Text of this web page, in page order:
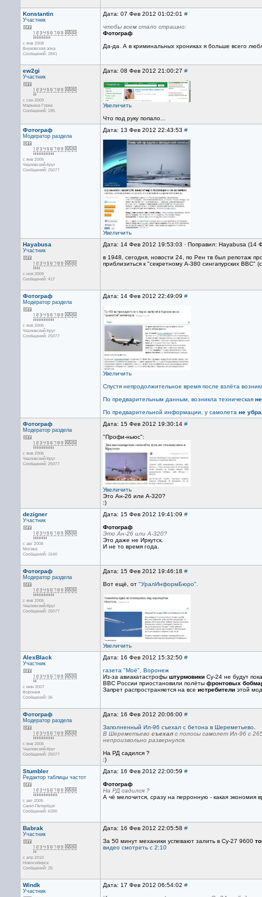
Konstantin
Участник
с янв 2008
Внуковская зона
Сообщений: 2841
Дата: 07 Фев 2012 01:02:01 #
чтобы всем стало страшно:
Фотограф
Да-да. А в криминальных хрониках я больше всего
ew2gi
Участник
с сен 2009
Марьина Горка
Сообщений: 195
Дата: 08 Фев 2012 21:00:27 #
Увеличить
Что под руку попало...
Фотограф
Модератор раздела
с янв 2006
Чкаловский-Круг
Сообщений: 25077
Дата: 13 Фев 2012 22:43:53 #
Увеличить
Hayabusa
Участник
с ноя 2009
Сообщений: 417
Дата: 14 Фев 2012 19:53:03 · Поправил: Hayabusa (14
в 1948, сегодня, новости 24, по Рен тв был репотаж
приблизиться к "секретному А-380 сингапурских ВВС"
Фотограф
Модератор раздела
с янв 2006
Чкаловский-Круг
Сообщений: 25077
Дата: 14 Фев 2012 22:49:09 #
Увеличить
Спустя непродолжительное время после взлёта
По предварительным данным, возникла техническая
По предварительной информации, у самолета не
Фотограф
Модератор раздела
с янв 2006
Чкаловский-Круг
Сообщений: 25077
Дата: 15 Фев 2012 19:30:14 #
"Профи-ньюс":
Увеличить
Это Ан-26 или А-320?
:)
dezigner
Участник
с авг 2008
Москва
Сообщений: 1540
Дата: 15 Фев 2012 19:41:09 #
Фотограф
Это Ан-26 или А-320?
Это даже не Иркутск.
И не то время года.
Фотограф
Модератор раздела
с янв 2006
Чкаловский-Круг
Сообщений: 25077
Дата: 15 Фев 2012 19:46:18 #
Вот ещё, от "УралИнформБюро".
Увеличить
AlexBlack
Участник
с июн 2007
Воронеж
Сообщений: 36
Дата: 16 Фев 2012 15:32:50 #
газета "Моё", Воронеж
Из-за авиакатастрофы штурмовики Су-24 не будут
ВВС России приостановили полёты фронтовых
Запрет распространяется на все истребители этой
Фотограф
Модератор раздела
с янв 2006
Чкаловский-Круг
Сообщений: 25077
Дата: 16 Фев 2012 20:06:00 #
Заполненный Ил-96 съехал с бетона в Шереметьево
В Шереметьево съехал с полосы самолет Ил-96 с
непроизвольно развернулся.
На РД садился ?
:)
Stumbler
Редактор таблицы частот
с авг 2005
Санкт-Петербург
Сообщений: 6390
Дата: 16 Фев 2012 22:00:59 #
Фотограф
На РД садился ?
А чё мелочится, сразу на перронную - какая экономия
Babrak
Участник
с апр 2010
Новосибирск
Сообщений: 25
Дата: 16 Фев 2012 22:05:58 #
За 50 минут механики успевают залить в Су-27 9600
видео смотреть с 2:10
Windk
Участник
Дата: 17 Фев 2012 06:54:02 #